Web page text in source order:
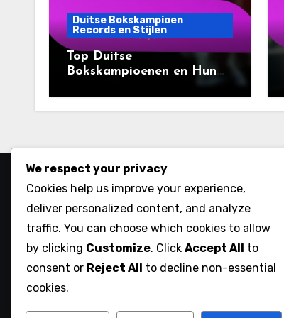
Duitse Bokskampioen
Records en Stijlen
Top Duitse
Bokskampioenen en Hun
Zoeken
Search
for:
We respect your privacy
Cookies help us improve your experience,
deliver personalized content, and analyze
traffic. You can choose which cookies to allow
by clicking Customize. Click Accept All
to
consent or Reject All
to decline non-essential
cookies.